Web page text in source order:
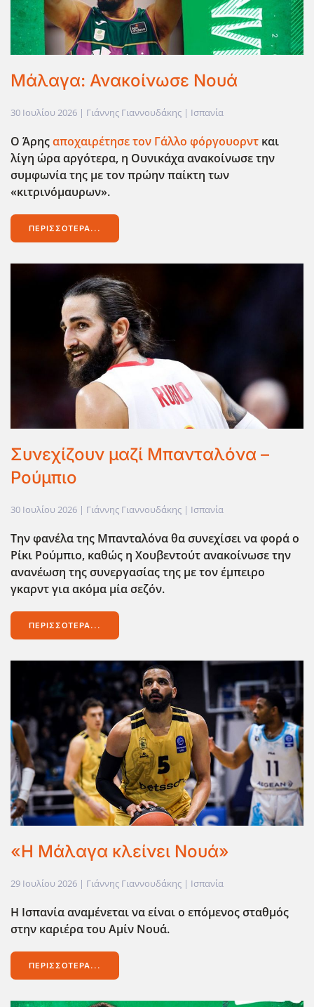
Μάλαγα: Ανακοίνωσε Νουά
30 Ιουλίου 2026 | Γιάννης Γιαννουδάκης | Ισπανία
Ο Άρηςαποχαιρέτησε τον Γάλλο φόργουορντ και
λίγη ώρα αργότερα, η Ουνικάχα ανακοίνωσε την
συμφωνία της με τον πρώην παίκτη των
«κιτρινόμαυρων».
ΠΕΡΙΣΣΌΤΕΡΑ...
Συνεχίζουν μαζί Μπανταλόνα –
Ρούμπιο
30 Ιουλίου 2026 | Γιάννης Γιαννουδάκης | Ισπανία
Την φανέλα της Μπανταλόνα θα συνεχίσει να φορά ο
Ρίκι Ρούμπιο, καθώς η Χουβεντούτ ανακοίνωσε την
ανανέωση της συνεργασίας της με τον έμπειρο
γκαρντ για ακόμα μία σεζόν.
ΠΕΡΙΣΣΌΤΕΡΑ...
«Η Μάλαγα κλείνει Νουά»
29 Ιουλίου 2026 | Γιάννης Γιαννουδάκης | Ισπανία
Η Ισπανία αναμένεται να είναι ο επόμενος σταθμός
στην καριέρα του Αμίν Νουά.
ΠΕΡΙΣΣΌΤΕΡΑ...